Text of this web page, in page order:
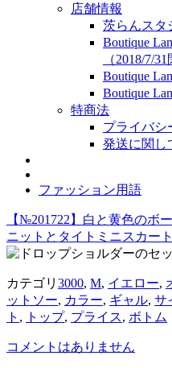
店舗情報
茨らんスタ
Boutique
（2018/7/31
Boutique
Boutique
特商法
プライバシ
発送に関し
ファッション用語
【№201722】白と黄色のボ
ニットとタイトミニスカート
カテゴリ 3000, M, イエロー,
ットソー, カラー, ギャル, サ
ト , トップ, プライス, ボトム
コメントはありません